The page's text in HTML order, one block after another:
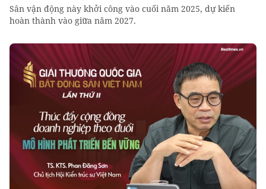
Sân vận động này khởi công vào cuối năm 2025, dự kiến
hoàn thành vào giữa năm 2027.